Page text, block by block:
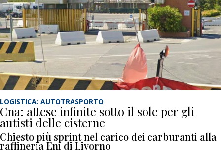
LOGISTICA: AUTOTRASPORTO
Cna: attese infinite sotto il sole per gli
autisti delle cisterne
Chiesto più sprint nel carico dei carburanti alla
raffineria Eni di Livorno